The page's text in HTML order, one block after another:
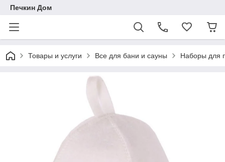
Печкин Дом
Товары и услуги Все для бани и сауны Наборы для